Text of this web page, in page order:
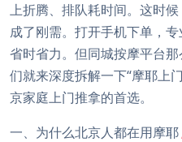
上折腾、排队耗时间。这时
成了刚需。打开手机下单，
省时省力。但同城按摩平台
们就来深度拆解一下“摩耶上
京家庭上门推拿的首选。
一、为什么北京人都在用摩耶